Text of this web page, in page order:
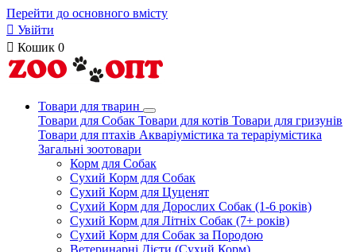
Перейти до основного вмісту
 Увійти
 Кошик 0
Товари для тварин
Товари для Собак Товари для котів Товари для гризунів
Товари для птахів Акваріумістика та тераріумістика
Загальні зоотовари
Корм для Собак
Сухий Корм для Собак
Сухий Корм для Цуценят
Сухий Корм для Дорослих Собак (1-6 років)
Сухий Корм для Літніх Собак (7+ років)
Сухий Корм для Собак за Породою
Ветеринарні Дієти (Сухий Корм)